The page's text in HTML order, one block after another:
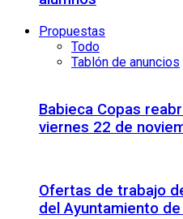
Propuestas
Todo
Tablón de anuncios
Babieca Copas
viernes 22 de
Ofertas de trabajo
del Ayuntamiento